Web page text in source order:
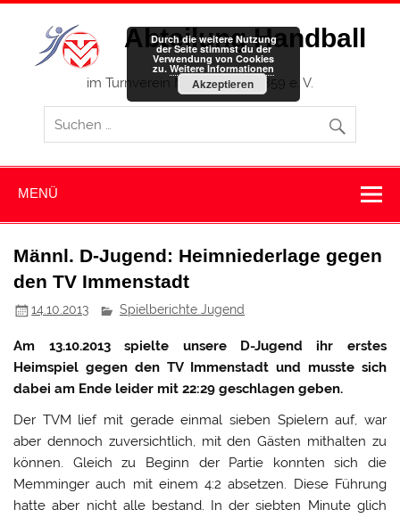
Zum
springen
Abteilung Handball
im Turnverein Memmingen 1859 e. V.
MENÜ
Männl. D-Jugend: Heimniederlage gegen
den TV Immenstadt
14.10.2013 Spielberichte Jugend
Am 13.10.2013 spielte unsere D-Jugend ihr erstes
Heimspiel gegen den TV Immenstadt und musste sich
dabei am Ende leider mit 22:29 geschlagen geben.
Der TVM lief mit gerade einmal sieben Spielern auf, war
aber dennoch zuversichtlich, mit den Gästen mithalten zu
können. Gleich zu Beginn der Partie konnten sich die
Memminger auch mit einem 4:2 absetzen. Diese Führung
hatte aber nicht alle bestand. In der siebten Minute glich
Durch die weitere Nutzung
der Seite stimmst du der
Verwendung von Cookies
zu. Weitere Informationen
Akzeptieren